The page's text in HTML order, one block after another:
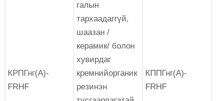
КРПГнг(А)-
FRHF
галын
тархаадаггүй,
шаазан /
керамик/ болон
хувирдаг
кремнийорганик
резинэн
КППГнг(А)-
FRHF